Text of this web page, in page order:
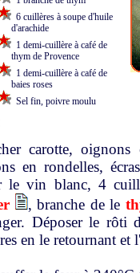
6 cuillères à soupe d'huile
1 demi-cuillère à café de
de Provence
1 demi-cuillère à café de
roses
Sel fin, poivre moulu
carotte,
en rondelles,
le vin blanc, 4
, branche de le
Déposer le rôti
en le retournant et